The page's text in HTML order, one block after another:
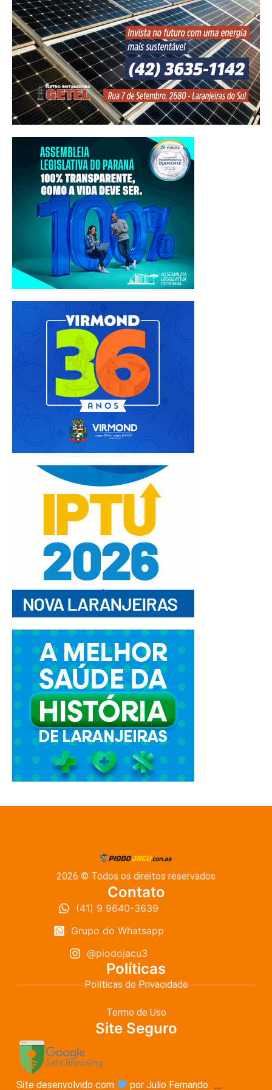
2026 © Todos os direitos reservados
Contato
(41) 9 9640-3639
Grupo do Whatsapp
@piodojacu3
Políticas
Políticas de Privacidade
Termo de Uso
Site Seguro
Site desenvolvido com por Julio Fernando ...